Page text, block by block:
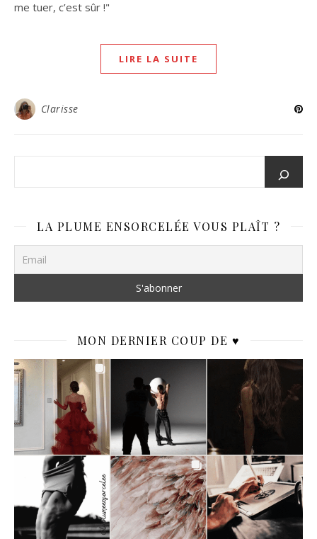
me tuer, c’est sûr !"
LIRE LA SUITE
Clarisse
LA PLUME ENSORCELÉE VOUS PLAÎT ?
MON DERNIER COUP DE ♥️